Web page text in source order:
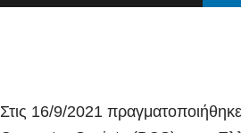
Στις 16/9/2021